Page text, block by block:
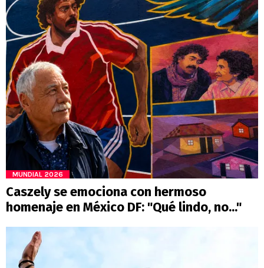
MUNDIAL 2026
Caszely se emociona con hermoso
homenaje en México DF: "Qué lindo, no..."